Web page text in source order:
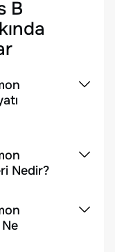
B
Nedir?